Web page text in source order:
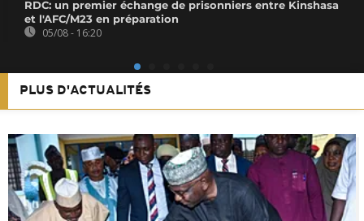
RDC: un premier échange de prisonniers entre Kinshasa
et l'AFC/M23 en préparation
05/08 - 16:20
PLUS D'ACTUALITÉS